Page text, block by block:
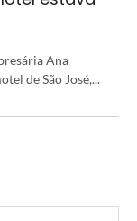
Ana
de São José,...